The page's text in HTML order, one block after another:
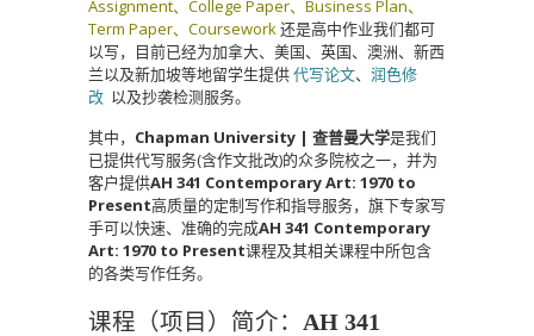
Assignment、College Paper、Business Plan、
Term Paper、Coursework还是高中作业我们都可
以写，目前已经为加拿大、美国、英国、澳洲、新西
兰以及新加坡等地留学生提供代写论文、 润色修
改 以及抄袭检测服务。
其中， Chapman University | 查普曼大学是我们
已提供代写服务(含作文批改)的众多院校之一，并为
客户提供AH 341 Contemporary Art: 1970 to
Present高质量的定制写作和指导服务，旗下专家写
手可以快速、准确的完成AH 341 Contemporary
Art: 1970 to Present课程及其相关课程中所包含
的各类写作任务。
课程（项目）简介： AH 341